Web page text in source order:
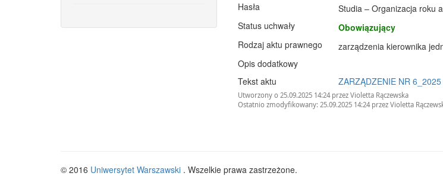
Hasła
Studia – Organizacja roku
Status uchwały
Obowiązujący
Rodzaj aktu prawnego
zarządzenia kierownika
Opis dodatkowy
Tekst aktu
ZARZĄDZENIE NR
Utworzony o 25.09.2025 14:24 przez Violetta Rączewska
Ostatnio zmodyfikowany: 25.09.2025 14:24 przez Violetta
© 2016 Uniwersytet Warszawski . Wszelkie prawa zastrzeżone.